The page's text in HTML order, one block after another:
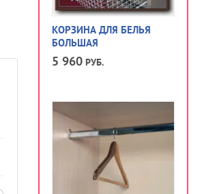
КОРЗИНА ДЛЯ БЕЛЬЯ
БОЛЬШАЯ
5 960 РУБ.